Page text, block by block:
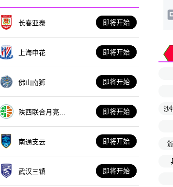
长春亚泰 即将开始
上海申花 即将开始
佛山南狮 即将开始
陕西联合月亮泊
即将开始
南通支云 即将开始
武汉三镇 即将开始
沙